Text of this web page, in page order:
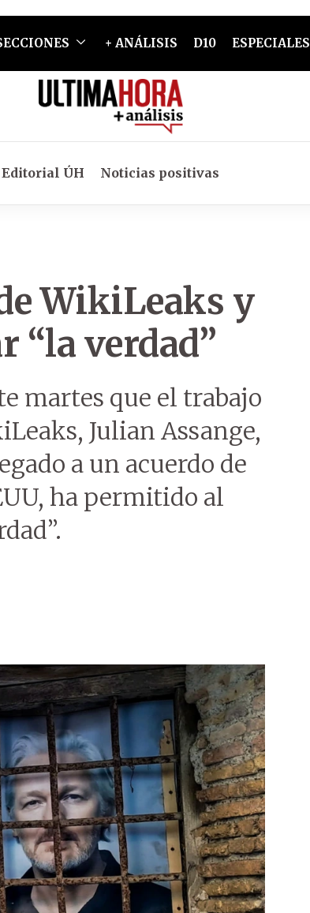
+ ANÁLISIS D10 ESPECIALES
Editorial ÚH Noticias positivas
WikiLeaks y
“la verdad”
martes que el trabajo
Julian Assange,
a un acuerdo de
ha permitido al